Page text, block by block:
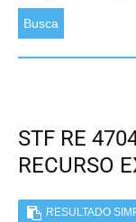
Busca
STF RE
RECURSO
RESULTADO